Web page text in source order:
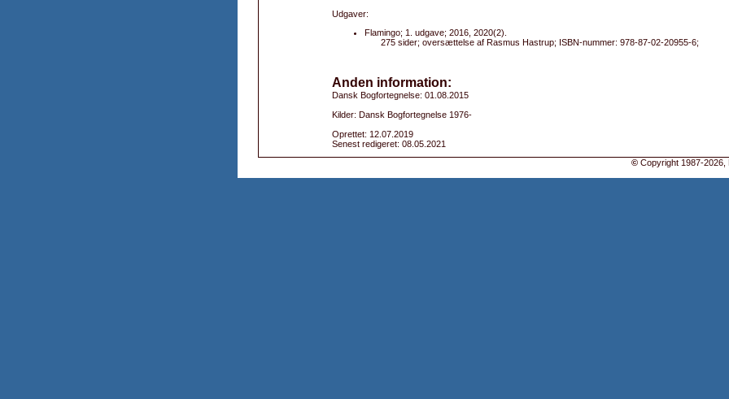
Udgaver:
Flamingo; 1. udgave; 2016, 2020(2).
275 sider; oversættelse af Rasmus Hastrup; ISBN-nummer: 978-87-02-20955-6;
Anden information:
Dansk Bogfortegnelse: 01.08.2015
Kilder: Dansk Bogfortegnelse 1976-
Oprettet: 12.07.2019
Senest redigeret: 08.05.2021
© Copyright 1987-